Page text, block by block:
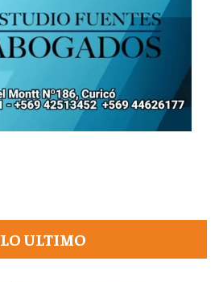
LO ULTIMO